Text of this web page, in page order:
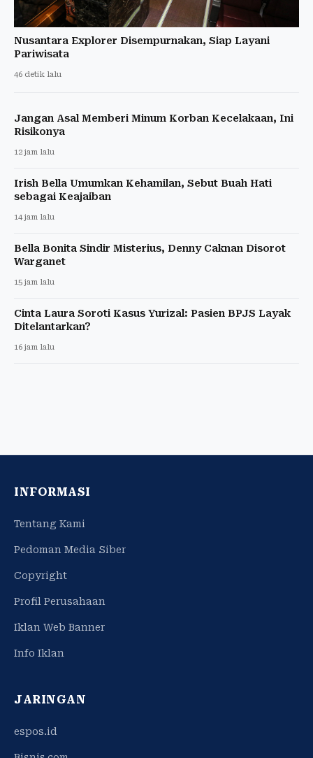
Nusantara Explorer Disempurnakan, Siap Layani
Pariwisata
46 detik lalu
Jangan Asal Memberi Minum Korban Kecelakaan, Ini
Risikonya
12 jam lalu
Irish Bella Umumkan Kehamilan, Sebut Buah Hati
sebagai Keajaiban
14 jam lalu
Bella Bonita Sindir Misterius, Denny Caknan Disorot
Warganet
15 jam lalu
Cinta Laura Soroti Kasus Yurizal: Pasien BPJS Layak
Ditelantarkan?
16 jam lalu
INFORMASI
Tentang Kami
Pedoman Media Siber
Copyright
Profil Perusahaan
Iklan Web Banner
Info Iklan
JARINGAN
espos.id